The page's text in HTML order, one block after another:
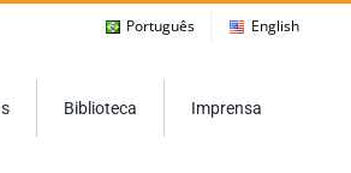
Português English
Biblioteca Imprensa